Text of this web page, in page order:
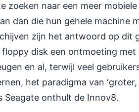
zoeken naar een meer
dan die hun gehele machine
zijn het antwoord op dit
disk een ontmoeting
en al, terwijl veel
het paradigma van ‘groter,
Seagate onthult de Innov8.